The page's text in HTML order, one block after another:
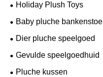
Holiday Plush Toys
Baby pluche bankenstoel
Dier pluche speelgoed
Gevulde speelgoedhuid
Pluche kussen